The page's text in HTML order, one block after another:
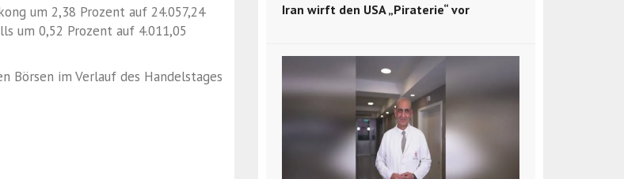
um 2,38 Prozent auf 24.057,24
um 0,52 Prozent auf 4.011,05
Börsen im Verlauf des Handelstages
Iran wirft den USA „Piraterie“ vor